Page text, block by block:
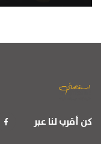
كن أقرب لنا عبر